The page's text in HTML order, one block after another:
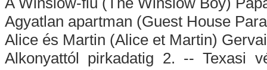
Agyatlan apartman (Guest House
Alice és Martin (Alice et Martin)
Alkonyattól pirkadatig 2. -- Texasi